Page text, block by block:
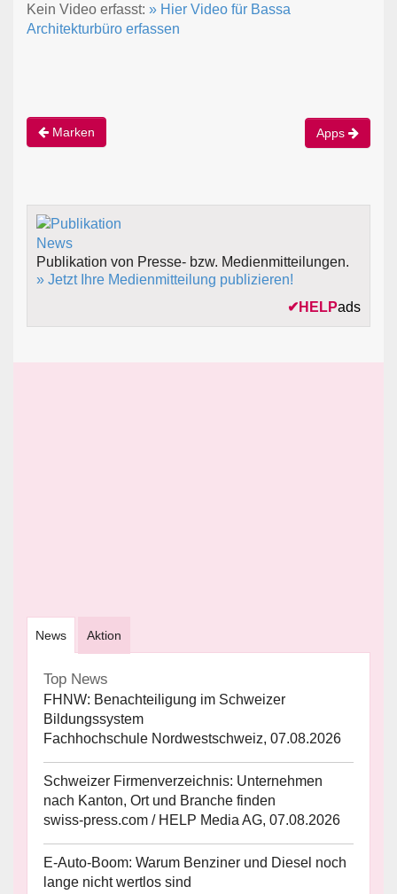
Kein Video erfasst: » Hier Video für Bassa
Architekturbüro erfassen
Marken Apps
Publikation von Presse- bzw. Medienmitteilungen.
» Jetzt Ihre Medienmitteilung publizieren!
✔ HELPads
News Aktion
Top News
FHNW: Benachteiligung im Schweizer
Bildungssystem
Fachhochschule Nordwestschweiz, 07.08.2026
Schweizer Firmenverzeichnis: Unternehmen
nach Kanton, Ort und Branche finden
swiss-press.com / HELP Media AG, 07.08.2026
E-Auto-Boom: Warum Benziner und Diesel noch
lange nicht wertlos sind